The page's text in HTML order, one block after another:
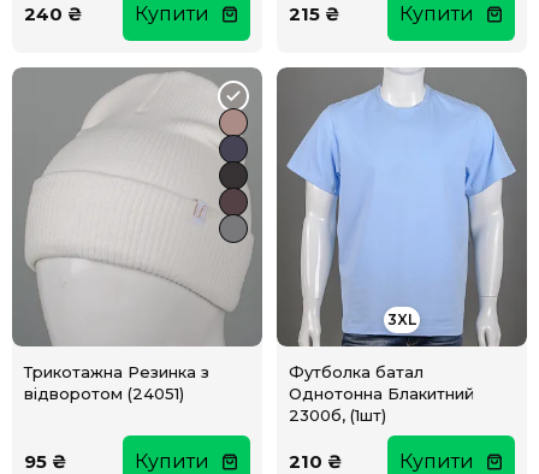
240 ₴ Купити 215 ₴ Купити
Трикотажна Резинка з
відворотом (24051)
95 ₴ Купити
3XL
Футболка батал
Однотонна Блакитний
2300б, (1шт)
210 ₴ Купити